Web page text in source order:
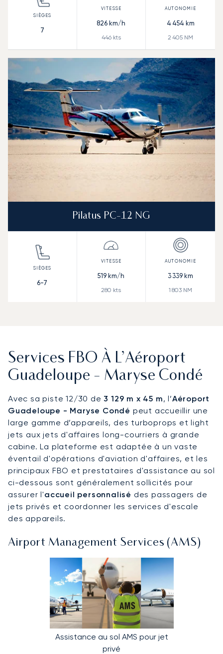
7
826 km/h
446kts
4 454 km
2 405 NM
Pilatus PC-12 NG
6-7
519 km/h
280 kts
3 339 km
1 803 NM
Services FBO À L’Aéroport
Guadeloupe - Maryse Condé
Avec sa piste 12/30 de 3 129 m x 45 m, l’Aéroport
Guadeloupe - Maryse Condé peut accueillir une
large gamme d’appareils, des turboprops et light
jets aux jets d'affaires long-courriers à grande
cabine. La plateforme est adaptée à un vaste
éventail d'opérations d'aviation d'affaires, et les
principaux FBO et prestataires d'assistance au sol
ci-dessous sont généralement sollicités pour
assurer l'accueil personnalisé des passagers de
jets privés et coordonner les services d'escale
des appareils.
Airport Management Services (AMS)
Assistance au sol AMS pour jet
privé